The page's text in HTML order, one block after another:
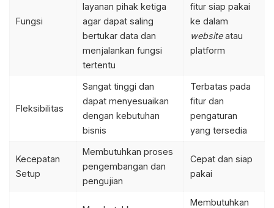
Fungsi
layanan pihak ketiga
agar dapat saling
bertukar data dan
menjalankan fungsi
tertentu
fitur siap pakai
ke dalam
websiteatau
platform
Fleksibilitas
Sangat tinggi dan
dapat menyesuaikan
dengan kebutuhan
bisnis
Terbatas pada
fitur dan
pengaturan
yang tersedia
Kecepatan
Setup
Membutuhkan proses
pengembangan dan
pengujian
Cepat dan siap
pakai
Membutuhkan